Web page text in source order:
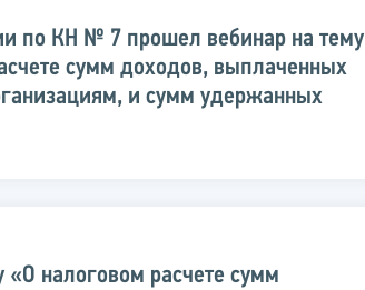
по КН № 7 прошел вебинар на тему
сумм доходов, выплаченных
и сумм удержанных
«О налоговом расчете сумм